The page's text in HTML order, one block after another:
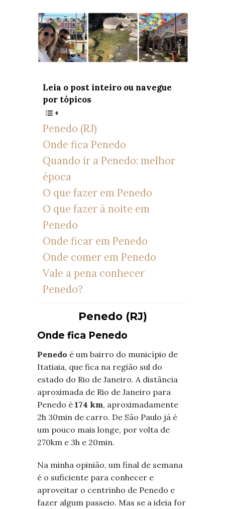
Leia o post inteiro ou navegue
por tópicos
Penedo (RJ)
Onde fica Penedo
Quando ir a Penedo: melhor
época
O que fazer em Penedo
O que fazer à noite em
Penedo
Onde ficar em Penedo
Onde comer em Penedo
Vale a pena conhecer
Penedo?
Penedo (RJ)
Onde fica Penedo
Penedo é um bairro do município de
Itatiaia, que fica na região sul do
estado do Rio de Janeiro. A distância
aproximada de Rio de Janeiro para
Penedo é 174 km, aproximadamente
2h 30min de carro. De São Paulo já é
um pouco mais longe, por volta de
270km e 3h e 20min.
Na minha opinião, um final de semana
é o suficiente para conhecer e
aproveitar o centrinho de Penedo e
fazer algum passeio. Mas se a ideia for